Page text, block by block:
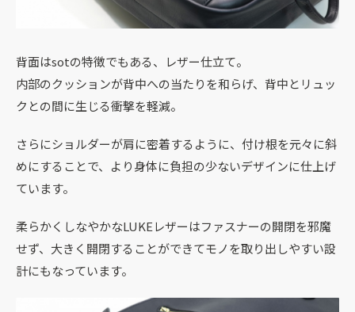
背面はsotの特徴でもある、レザー仕立て。
内部のクッションが背中への当たりを和らげ、背中とリュッ
クとの間に生じる衝撃を軽減。
さらにショルダーが肩に密着するように、付け根を元々に斜
めにすることで、より身体に負担の少ないデザインに仕上げ
ています。
柔らかくしなやかなLUKEレザーはファスナーの開閉を邪魔
せず、大きく開閉することができてモノを取り出しやすい設
計にもなっています。